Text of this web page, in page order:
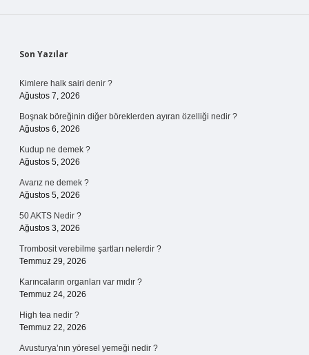
Sidebar
Son Yazılar
Kimlere halk sairi denir ?
Ağustos 7, 2026
Boşnak böreğinin diğer böreklerden ayıran özelliği nedir ?
Ağustos 6, 2026
Kudup ne demek ?
Ağustos 5, 2026
Avarız ne demek ?
Ağustos 5, 2026
50 AKTS Nedir ?
Ağustos 3, 2026
Trombosit verebilme şartları nelerdir ?
Temmuz 29, 2026
Karıncaların organları var mıdır ?
Temmuz 24, 2026
High tea nedir ?
Temmuz 22, 2026
Avusturya’nın yöresel yemeği nedir ?